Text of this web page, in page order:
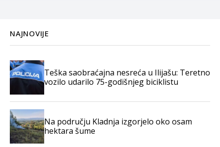
NAJNOVIJE
Teška saobraćajna nesreća u Ilijašu: Teretno
vozilo udarilo 75-godišnjeg biciklistu
Na području Kladnja izgorjelo oko osam
hektara šume